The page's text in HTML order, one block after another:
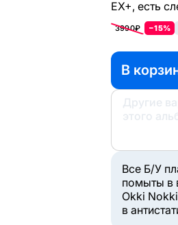
EX+, есть
3990₽ −15%
В
Другие
этого
Все Б/У
помыты в
Okki
в